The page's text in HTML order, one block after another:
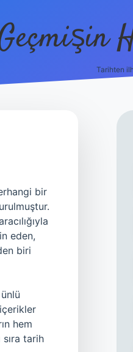
Tarihten
bir
eden,
biri
hem
tarih